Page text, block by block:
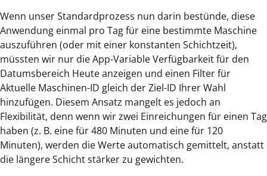
Wenn unser Standardprozess nun darin bestünde, diese
Anwendung einmal pro Tag für eine bestimmte Maschine
auszuführen (oder mit einer konstanten Schichtzeit),
müssten wir nur die App-Variable Verfügbarkeit für den
Datumsbereich Heute anzeigen und einen Filter für
Aktuelle Maschinen-ID gleich der Ziel-ID Ihrer Wahl
hinzufügen. Diesem Ansatz mangelt es jedoch an
Flexibilität, denn wenn wir zwei Einreichungen für einen Tag
haben (z. B. eine für 480 Minuten und eine für 120
Minuten), werden die Werte automatisch gemittelt, anstatt
die längere Schicht stärker zu gewichten.